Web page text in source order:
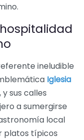
ineludible
Iglesia
sus calles
a sumergirse
local
platos típicos